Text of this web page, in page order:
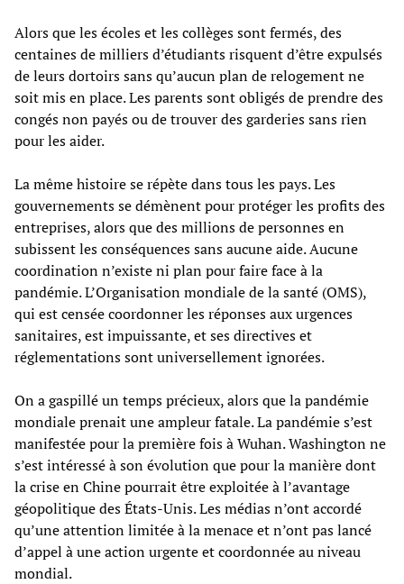
Alors que les écoles et les collèges sont fermés, des
centaines de milliers d’étudiants risquent d’être expulsés
de leurs dortoirs sans qu’aucun plan de relogement ne
soit mis en place. Les parents sont obligés de prendre des
congés non payés ou de trouver des garderies sans rien
pour les aider.
La même histoire se répète dans tous les pays. Les
gouvernements se démènent pour protéger les profits des
entreprises, alors que des millions de personnes en
subissent les conséquences sans aucune aide. Aucune
coordination n’existe ni plan pour faire face à la
pandémie. L’Organisation mondiale de la santé (OMS),
qui est censée coordonner les réponses aux urgences
sanitaires, est impuissante, et ses directives et
réglementations sont universellement ignorées.
On a gaspillé un temps précieux, alors que la pandémie
mondiale prenait une ampleur fatale. La pandémie s’est
manifestée pour la première fois à Wuhan. Washington ne
s’est intéressé à son évolution que pour la manière dont
la crise en Chine pourrait être exploitée à l’avantage
géopolitique des États-Unis. Les médias n’ont accordé
qu’une attention limitée à la menace et n’ont pas lancé
d’appel à une action urgente et coordonnée au niveau
mondial.